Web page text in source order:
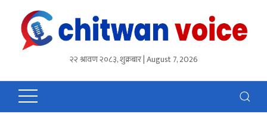
२२ श्रावण २०८३, शुक्रबार | August 7, 2026